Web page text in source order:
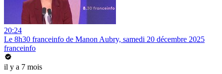
20:24
Le 8h30 franceinfo de Manon Aubry, samedi 20 décembre 2025
franceinfo
il y a 7 mois